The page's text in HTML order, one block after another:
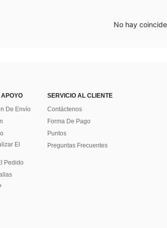
No hay
De Envío
El
Pedido
SERVICIO AL CLIENTE
Contáctenos
Forma De Pago
Puntos
Preguntas Frecuentes